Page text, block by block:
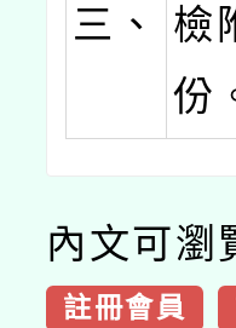
三、
檢
份
內文可瀏
註冊會員